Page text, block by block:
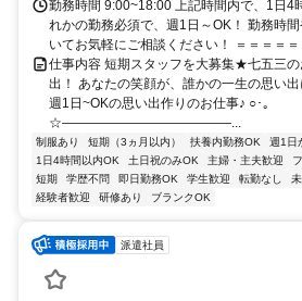
徒歩5分
勤務時間 9:00~18:00 上記時間内で、1日
れかの勤務必須で、週1日～OK！ 勤務時
いてお気軽にご相談ください！ ＝＝＝＝
仕事内容 短期スタッフを大募集★七五三
出！ あなたの笑顔が、誰かの一生の思い
週1日~OKの思い出作りのお仕事♪ ○･｡
☆―――――――――――――...
制服あり 短期（3ヵ月以内） 扶養内勤務OK 週1日
1日4時間以内OK
土日祝のみOK 主婦・主夫歓迎
短期
学歴不問 即日勤務OK 学生歓迎 転勤なし
経験者歓迎
研修あり ブランクOK
派遣社員